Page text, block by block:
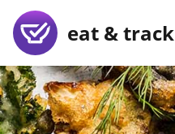
eat & track